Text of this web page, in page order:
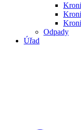
Odpady
Úřad